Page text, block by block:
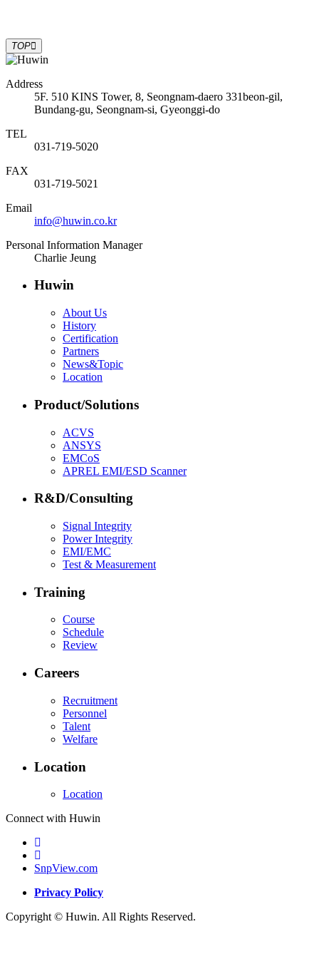
TOP
Address
5F. 510 KINS Tower, 8, Seongnam-daero 331beon-gil,
Bundang-gu, Seongnam-si, Gyeonggi-do
TEL
031-719-5020
FAX
031-719-5021
Email
info@huwin.co.kr
Personal Information Manager
Charlie Jeung
Huwin
About Us
History
Certification
Partners
News&Topic
Location
Product/Solutions
ACVS
ANSYS
EMCoS
APREL EMI/ESD Scanner
R&D/Consulting
Signal Integrity
Power Integrity
EMI/EMC
Test & Measurement
Training
Course
Schedule
Review
Careers
Recruitment
Personnel
Talent
Welfare
Location
Location
Connect with Huwin
SnpView.com
Privacy Policy
Copyright © Huwin. All Rights Reserved.